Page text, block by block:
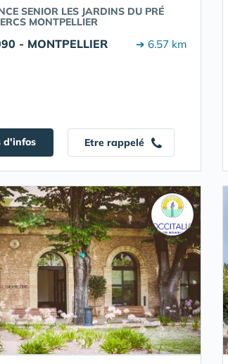
SENIOR LES JARDINS DU PRÉ
MONTPELLIER
- MONTPELLIER ➔ 6.57 km
d'infos Etre rappelé